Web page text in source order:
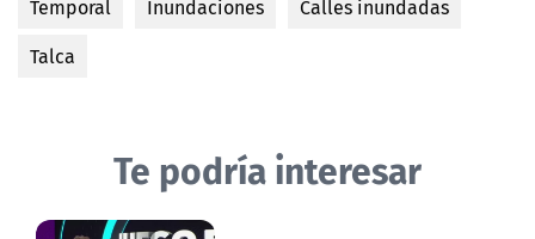
Temporal Inundaciones
Calles inundadas
Talca
Te podría interesar